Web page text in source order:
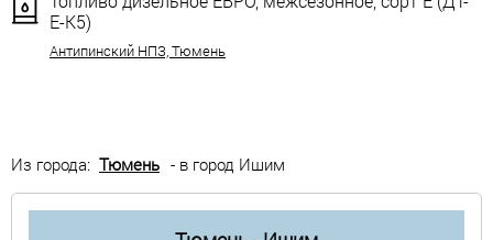
Е-К5)
Антипинский НПЗ, Тюмень
Из города: Тюмень - в город Ишим